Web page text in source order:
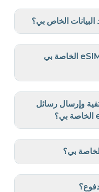
الخاص بي؟
متى يجب عليّ إعداد شريحة eSIM الخاصة بي
وإرسال رسائل